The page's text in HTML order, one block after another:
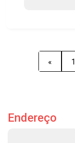
#jardimpaulista
« 1
Endereço